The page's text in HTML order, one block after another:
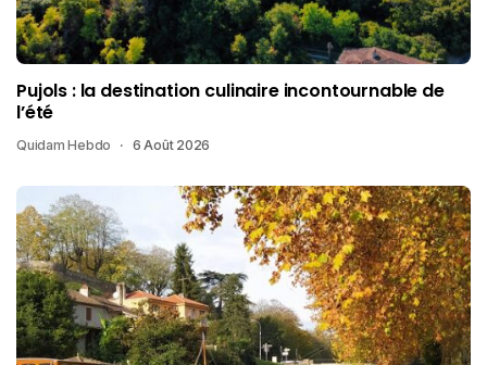
Pujols : la destination culinaire incontournable de
l’été
Quidam Hebdo 6 Août 2026